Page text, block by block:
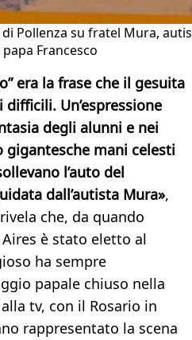
Pollenza su fratel Mura,
Francesco
era la frase che il gesuita
Un’espressione
degli alunni e nei
mani celesti
l’auto del
dall’autista Mura»,
che, da quando
Aires è stato eletto al
ha sempre
papale chiuso nella
tv, con il Rosario in
rappresentato la scena